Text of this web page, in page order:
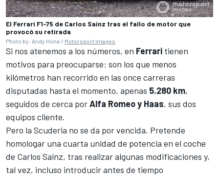
El Ferrari F1-75 de Carlos Sainz tras el fallo de motor que
provocó su retirada
Photo by: Andy Hone / Motorsport Images
Si nos atenemos a los números, en Ferrari tienen
motivos para preocuparse: son los que menos
kilómetros han recorrido en las once carreras
disputadas hasta el momento, apenas 5.280 km,
seguidos de cerca porAlfa Romeo y Haas, sus dos
equipos cliente.
Pero la Scuderia no se da por vencida. Pretende
homologar una cuarta unidad de potencia en el coche
de Carlos Sainz, tras realizar algunas modificaciones y,
tal vez, incluso introducir antes de tiempo